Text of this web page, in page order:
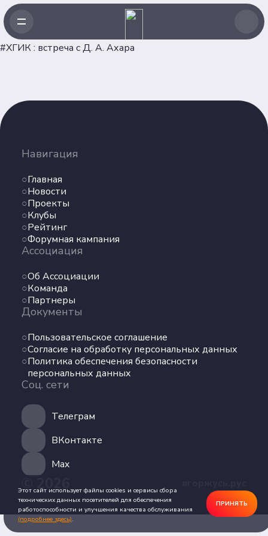
#ХГИК : встреча с Д. А. Ахара
Навигация
Главная
Новости
Проекты
Клубы
Рейтинг
Форумная кампания
Ассоциация
Об Ассоциации
Команда
Партнеры
Документы
Пользовательское соглашение
Согласие на обработку персональных данных
Политика обеспечения безопасности
персональных данных
Соц. сети
Телеграм
ВКонтакте
Max
© 2026
Главная
Новости
Проекты
Клубы
Рейтинг
Форумная кампания
Команда
Партнеры
Пользовательское соглашение
Согласие на обработку персональных данных
Политика обеспечения безопасности
персональных данных
сети
Телеграм
ВКонтакте
Max
Этот сайт использует файлы cookies и сервисы сбора
технических данных посетителей для обеспечения
работоспособности и улучшения качества обслуживания
(подробнее здесь).
ПРИНЯТЬ